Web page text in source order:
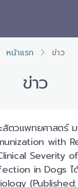
หน้าแรก ข่าว
ข่าว
ตวแพทยศาสตร์
with
Severity
in Dogs ไ